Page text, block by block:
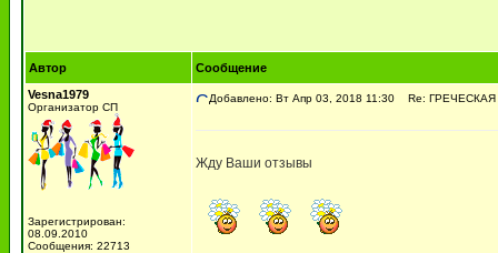
Автор
Сообщение
Vesna1979
Организатор СП
Зарегистрирован:
08.09.2010
Сообщения: 22713
Добавлено: Вт Апр 03, 2018 11:30 Re: ГРЕЧЕСКАЯ
Жду Ваши отзывы